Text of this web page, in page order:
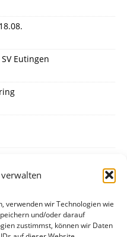
verwenden wir Technologien wie
und/oder darauf
zustimmst, können wir Daten
Eutingen